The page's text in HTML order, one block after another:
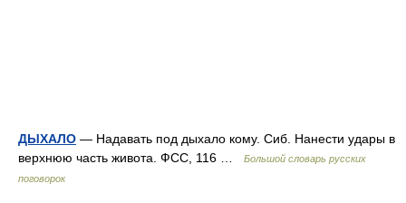
ДЫХАЛО — Надавать под дыхало кому. Сиб. Нанести удары в
верхнюю часть живота. ФСС, 116 …
Большой словарь русских
поговорок